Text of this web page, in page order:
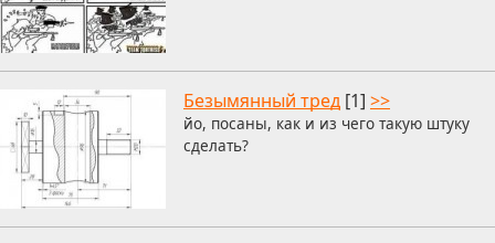
Безымянный тред [1] >>
йо, посаны, как и из чего такую штуку
сделать?